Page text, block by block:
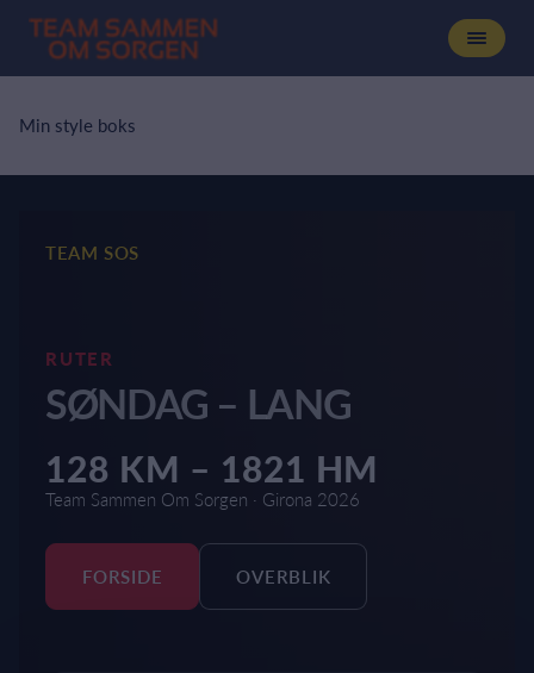
Min style boks
TEAM SOS
RUTER
SØNDAG – LANG
128 KM – 1821 HM
Team Sammen Om Sorgen · Girona 2026
FORSIDE OVERBLIK